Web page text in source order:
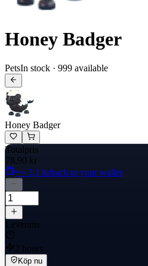
Honey Badger
PetsIn stock · 999 available
Honey Badger
Totalpris
78,90 kr
+≈ 3,1 krback to your wallet
Leverans
2 hours
Köp nu